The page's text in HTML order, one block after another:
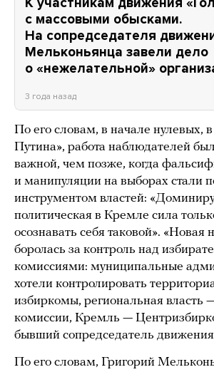
с массовыми обысками.
На сопредседателя
Мельконьянца завели дело
о «нежелательной»
3 года назад
По его словам, в начале нулевых,
Путина», работа наблюдателей
важной, чем позже, когда
и манипуляции на выборах стали
инструментом властей:
политическая в Кремле сила
осознавать себя таковой». «Новая
боролась за контроль над
комиссиями: муниципальные
хотели контролировать
избиркомы, региональная власть
комиссии, Кремль —
бывший сопредседатель движения
По его словам, Григорий